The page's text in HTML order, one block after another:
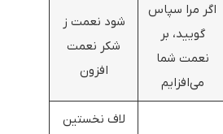
اگر مرا سپاس
گویید، بر
نعمت شما
می‌افزایم
شود نعمت ز
شکر نعمت
افزون
لاف نخستین